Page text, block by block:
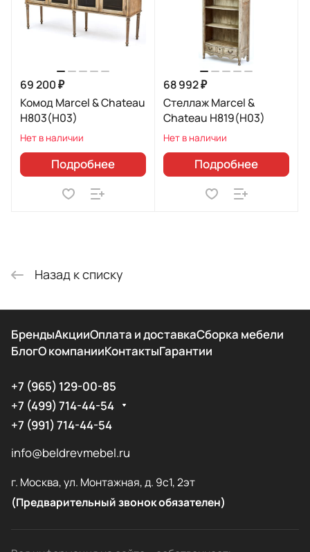
69 200 ₽
Комод Marcel & Chateau
H803(H03)
Нет в наличии
Подробнее
68 992 ₽
Стеллаж Marcel &
Chateau H819(H03)
Нет в наличии
Подробнее
Назад к списку
БрендыАкцииОплата и доставкаСборка мебели
БлогО компанииКонтактыГарантии
+7 (965) 129-00-85
+7 (499) 714-44-54
+7 (991) 714-44-54
info@beldrevmebel.ru
г. Москва, ул. Монтажная, д. 9с1, 2эт
(Предварительный звонок обязателен)